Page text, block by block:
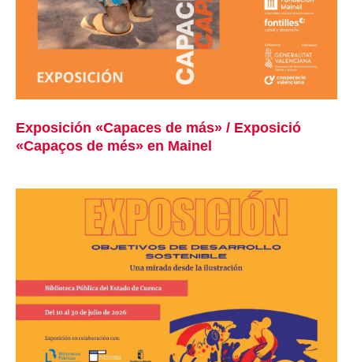
Exposición «Capaces de más» / Exposició
«Capaços de més» en Mainel